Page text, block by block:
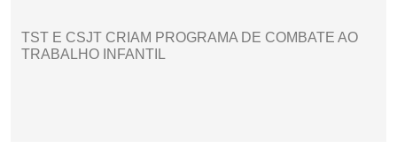
TST E CSJT CRIAM PROGRAMA DE COMBATE AO
TRABALHO INFANTIL